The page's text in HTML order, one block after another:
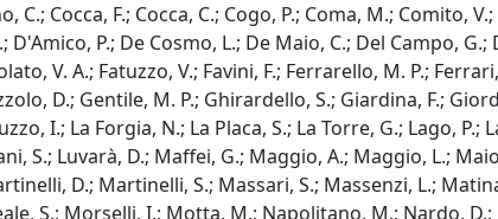
C.; Cocca, F.; Cocca, C.; Cogo, P.; Coma, M.;
D'Amico, P.; De Cosmo, L.; De Maio, C.; Del Campo,
V. A.; Fatuzzo, V.; Favini, F.; Ferrarello, M. P.;
D.; Gentile, M. P.; Ghirardello, S.; Giardina, F.;
I.; La Forgia, N.; La Placa, S.; La Torre, G.; Lago,
S.; Luvarà, D.; Maffei, G.; Maggio, A.; Maggio, L.;
D.; Martinelli, S.; Massari, S.; Massenzi, L.;
S.; Morselli, I.; Motta, M.; Napolitano, M.; Nardo,